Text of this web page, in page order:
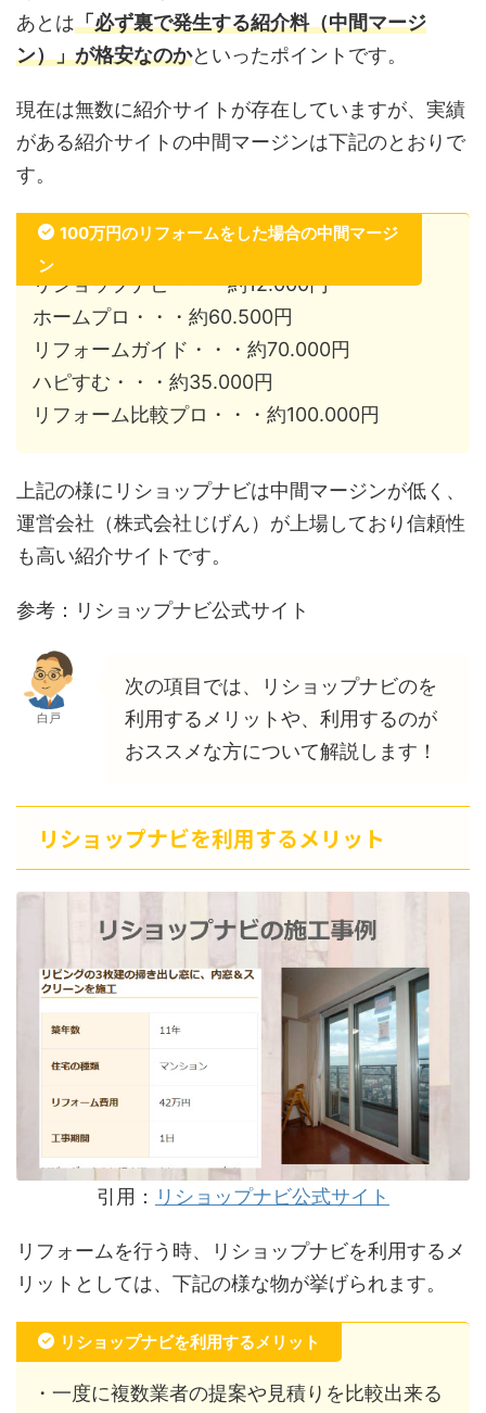
あとは「必ず裏で発生する紹介料（中間マージ
ン）」が格安なのかといったポイントです。
現在は無数に紹介サイトが存在していますが、実績
がある紹介サイトの中間マージンは下記のとおりで
す。
100万円のリフォームをした場合の中間マージ
ン
リショップナビ・・・約12.000円
ホームプロ・・・約60.500円
リフォームガイド・・・約70.000円
ハピすむ・・・約35.000円
リフォーム比較プロ・・・約100.000円
上記の様にリショップナビは中間マージンが低く、
運営会社（株式会社じげん）が上場しており信頼性
も高い紹介サイトです。
参考：リショップナビ公式サイト
白戸
次の項目では、リショップナビのを
利用するメリットや、利用するのが
おススメな方について解説します！
リショップナビを利用するメリット
引用： リショップナビ公式サイト
リフォームを行う時、リショップナビを利用するメ
リットとしては、下記の様な物が挙げられます。
リショップナビを利用するメリット
・一度に複数業者の提案や見積りを比較出来る